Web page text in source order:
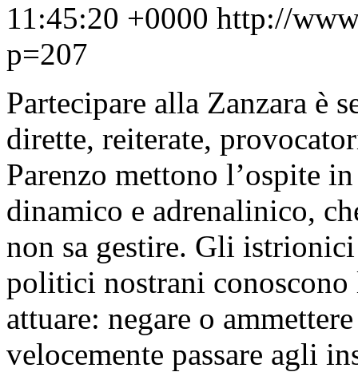
11:45:20 +0000 http://
p=207
Partecipare alla Zanzara è
dirette, reiterate,
Parenzo mettono l’ospite
dinamico e adrenalinico,
non sa gestire. Gli
politici nostrani conoscono
attuare: negare o
velocemente passare agli